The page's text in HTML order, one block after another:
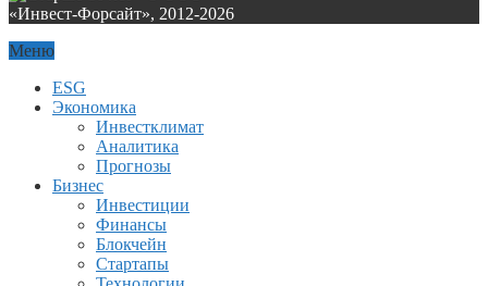
«Инвест-Форсайт», 2012-2026
Меню
ESG
Экономика
Инвестклимат
Аналитика
Прогнозы
Бизнес
Инвестиции
Финансы
Блокчейн
Стартапы